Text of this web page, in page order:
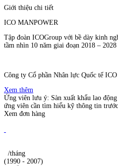
Giới thiệu chi tiết
ICO MANPOWER
Tập đoàn ICOGroup với bề dày kinh
tầm nhìn 10 năm giai đoạn 2018 –
Công ty Cổ phần Nhân lực Quốc tế
Xem thêm
Ứng viên lưu ý: Sàn xuất khẩu lao
ứng viên cần tìm hiểu kỹ thông tin
Xem đơn hàng
/tháng
(1990 - 2007)